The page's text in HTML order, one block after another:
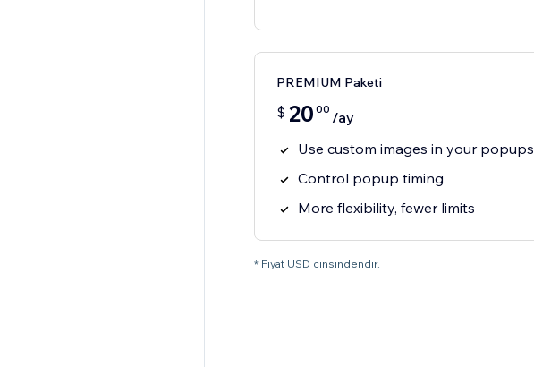
PREMIUM Paketi
$ 20 00 /ay
Use custom images in your popups
Control popup timing
More flexibility, fewer limits
* Fiyat USD cinsindendir.